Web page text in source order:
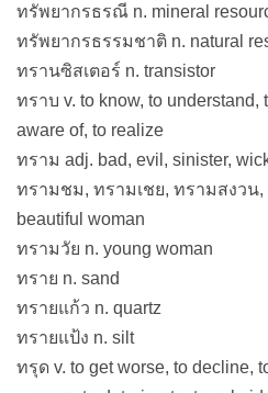
ทรัพยากรธรณี n. mineral
ทรัพยากรธรรมชาติ n. natural
ทรานซิสเตอร์ n. transistor
ทราบ v. to know, to understand,
aware of, to realize
ทราม adj. bad, evil, sinister,
ทรามชม, ทรามเชย, ทรามสงวน,
beautiful woman
ทรามวัย n. young woman
ทราย n. sand
ทรายแก้ว n. quartz
ทรายแป้ง n. silt
ทรุด v. to get worse, to decline,